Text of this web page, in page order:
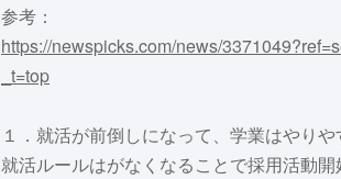
参考：
https://newspicks.com/news/
_t=top
１．就活が前倒しになって、学業はやりや
就活ルールはがなくなることで採用活動